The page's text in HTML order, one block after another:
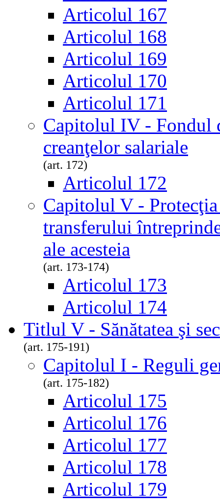
Articolul 167
Articolul 168
Articolul 169
Articolul 170
Articolul 171
Capitolul IV - Fondul
creanţelor salariale
(art. 172)
Articolul 172
Capitolul V -
transferului
ale acesteia
(art. 173-174)
Articolul 173
Articolul 174
Titlul V - Sănătatea şi
(art. 175-191)
Capitolul I - Reguli
(art. 175-182)
Articolul 175
Articolul 176
Articolul 177
Articolul 178
Articolul 179